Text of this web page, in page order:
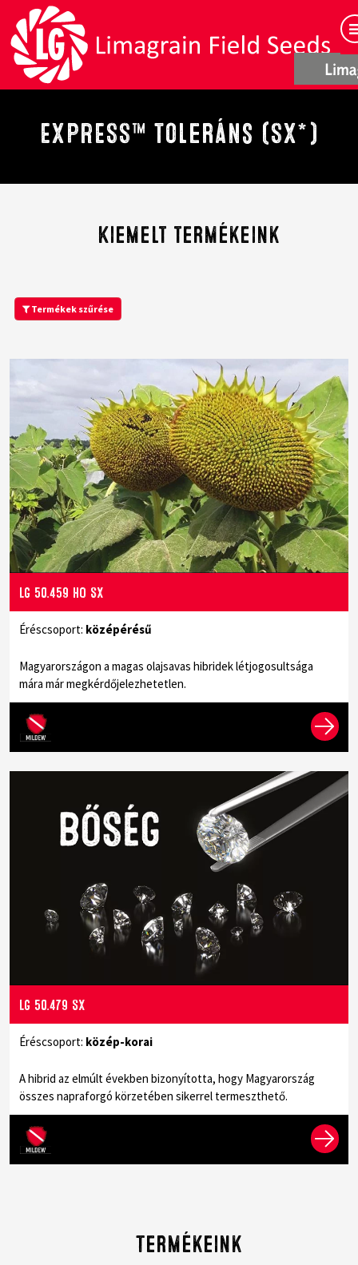
EXPRESS™ toleráns (SX*)
Kiemelt termékeink
Termékek szűrése
LG 50.459 HO SX
Éréscsoport: középérésű
Magyarországon a magas olajsavas hibridek létjogosultsága
mára már megkérdőjelezhetetlen.
LG 50.479 SX
Éréscsoport: közép-korai
A hibrid az elmúlt években bizonyította, hogy Magyarország
összes napraforgó körzetében sikerrel termeszthető.
Termékeink